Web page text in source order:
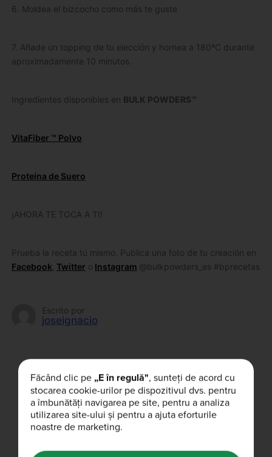
6. Moldea el bizcocho como más te guste
7. Añade un topping de tu elección y hornea a 180ºC durante
aproximadamente 10 minutos.
Ingredientes disponibles en BULK POWDERS™
VitaFiber ™ Polvo
Proteína de Suero
¡AHORA TE TOCA A TI!
Prueba la receta tú mismo. Publica una foto de tu creación en
Facebook Twitter o Instagram @bulkpowders_es #bprecetas
Escrito por
joseignacio
Făcând clic pe „E în regulă", sunteți de acord cu
stocarea cookie-urilor pe dispozitivul dvs. pentru
a îmbunătăți navigarea pe site, pentru a analiza
utilizarea site-ului și pentru a ajuta eforturile
noastre de marketing.